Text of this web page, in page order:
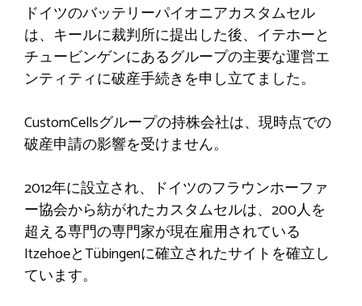
ドイツのバッテリーパイオニアカスタムセル
は、キールに裁判所に提出した後、イテホーと
チュービンゲンにあるグループの主要な運営エ
ンティティに破産手続きを申し立てました。
CustomCellsグループの持株会社は、現時点での
破産申請の影響を受けません。
2012年に設立され、ドイツのフラウンホーファ
ー協会から紡がれたカスタムセルは、200人を
超える専門の専門家が現在雇用されている
ItzehoeとTübingenに確立されたサイトを確立し
ています。